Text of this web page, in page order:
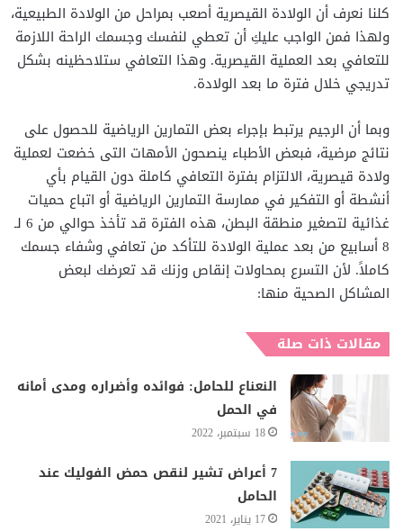
كلنا نعرف أن الولادة القيصرية أصعب بمراحل من الولادة الطبيعية،
ولهذا فمن الواجب عليكِ أن تعطي لنفسك وجسمك الراحة اللازمة
للتعافي بعد العملية القيصرية. وهذا التعافي ستلاحظينه بشكل
تدريجي خلال فترة ما بعد الولادة.
وبما أن الرجيم يرتبط بإجراء بعض التمارين الرياضية للحصول على
نتائج مرضية، فبعض الأطباء ينصحون الأمهات التى خضعت لعملية
ولادة قيصرية، الالتزام بفترة التعافي كاملة دون القيام بأي
أنشطة أو التفكير في ممارسة التمارين الرياضية أو اتباع حميات
غذائية لتصغير منطقة البطن، هذه الفترة قد تأخذ حوالي من 6 لـ
8 أسابيع من بعد عملية الولادة للتأكد من تعافي وشفاء جسمك
كاملاً. لأن التسرع بمحاولات إنقاص وزنك قد تعرضك لبعض
المشاكل الصحية منها:
مقالات ذات صلة
النعناع للحامل: فوائده وأضراره ومدى أمانه
في الحمل
18 سبتمبر، 2022
7 أعراض تشير لنقص حمض الفوليك عند
الحامل
17 يناير، 2021